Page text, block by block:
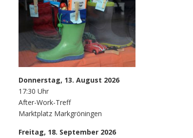
Donnerstag, 13. August 2026
17:30 Uhr
After-Work-Treff
Marktplatz Markgröningen
Freitag, 18. September 2026